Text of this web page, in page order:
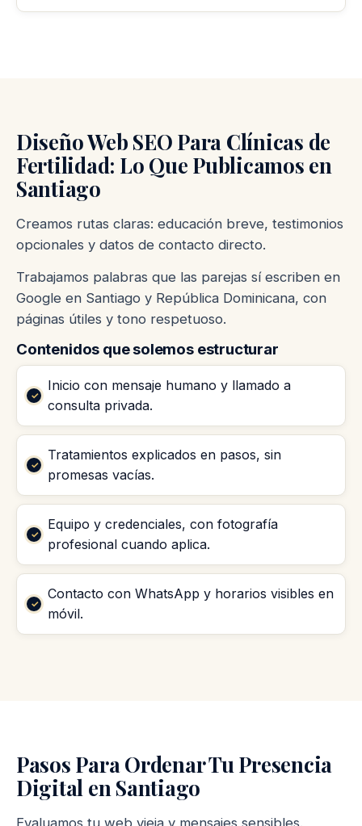
Diseño Web SEO Para Clínicas de
Fertilidad: Lo Que Publicamos en
Santiago
Creamos rutas claras: educación breve, testimonios
opcionales y datos de contacto directo.
Trabajamos palabras que las parejas sí escriben en
Google en Santiago y República Dominicana, con
páginas útiles y tono respetuoso.
Contenidos que solemos estructurar
Inicio con mensaje humano y llamado a
consulta privada.
Tratamientos explicados en pasos, sin
promesas vacías.
Equipo y credenciales, con fotografía
profesional cuando aplica.
Contacto con WhatsApp y horarios visibles en
móvil.
Pasos Para Ordenar Tu Presencia
Digital en Santiago